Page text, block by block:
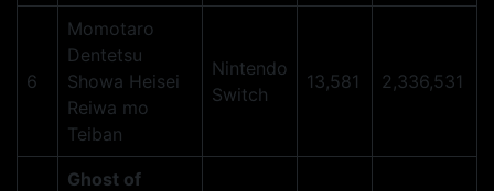
6
Momotaro
Dentetsu
Showa Heisei
Reiwa mo
Teiban
Nintendo
Switch
13,581 2,336,531
Ghost of